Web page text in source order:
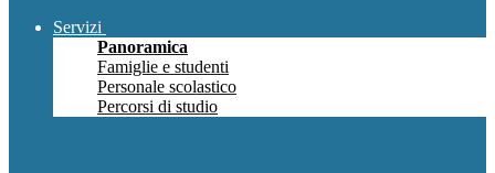
Servizi
Panoramica
Famiglie e studenti
Personale scolastico
Percorsi di studio